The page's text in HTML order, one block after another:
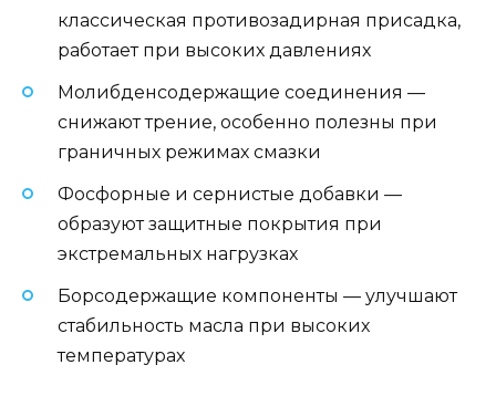
классическая противозадирная присадка,
работает при высоких давлениях
Молибденсодержащие соединения —
снижают трение, особенно полезны при
граничных режимах смазки
Фосфорные и сернистые добавки —
образуют защитные покрытия при
экстремальных нагрузках
Борсодержащие компоненты — улучшают
стабильность масла при высоких
температурах